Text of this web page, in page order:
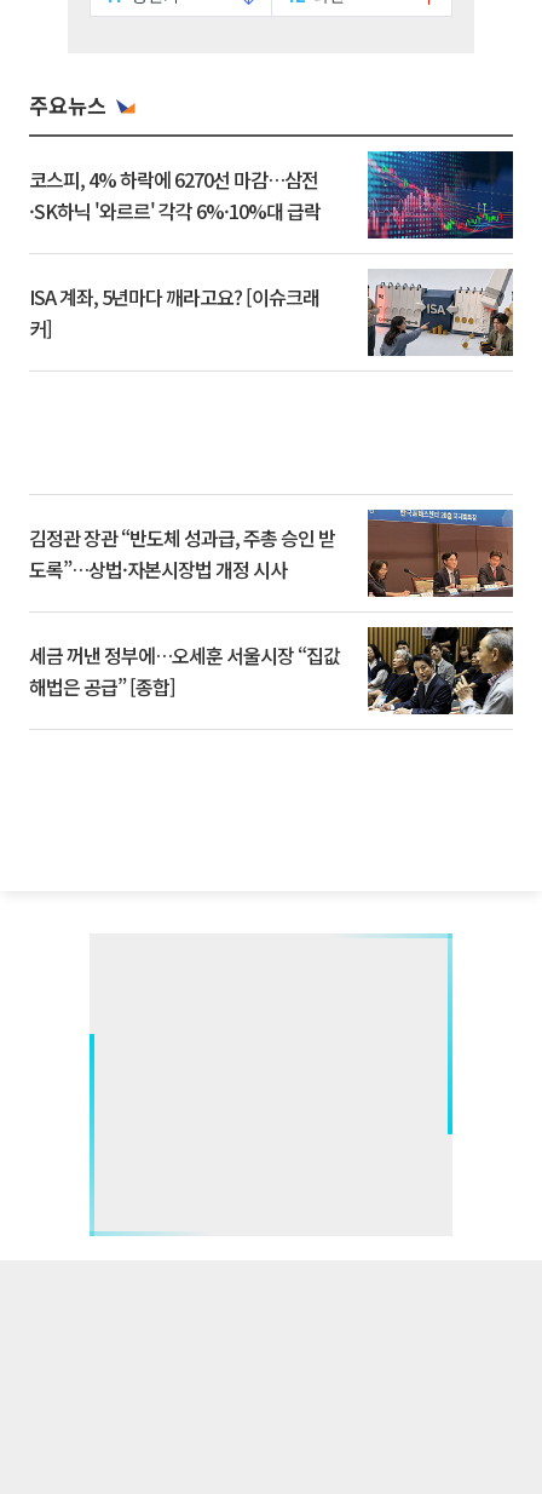
주요뉴스
코스피, 4% 하락에 6270선 마감…삼전
·SK하닉 '와르르' 각각 6%·10%대 급락
ISA 계좌, 5년마다 깨라고요? [이슈크래
커]
김정관 장관 “반도체 성과급, 주총 승인 받
도록”…상법·자본시장법 개정 시사
세금 꺼낸 정부에…오세훈 서울시장 “집값
해법은 공급” [종합]